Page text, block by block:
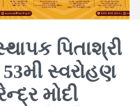
પિતાશ્રી
સ્વરોહણ
મોદી